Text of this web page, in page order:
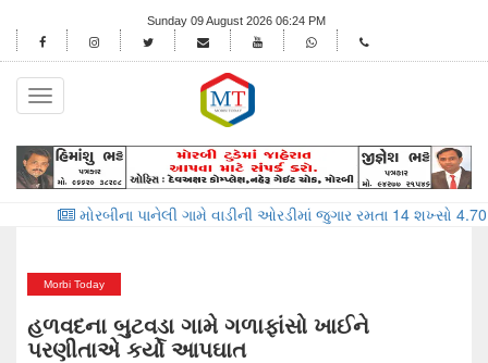
Sunday 09 August 2026 06:24 PM
Toggle
navigation
પાનેલી ગામે વાડીની ઓરડીમાં જુગાર રમતા 14 શખ્સો 4.70 લાખના
Morbi Today
હળવદના બુટવડા ગામે ગળાફાંસો ખાઈને
પરણીતાએ કર્યો આપઘાત